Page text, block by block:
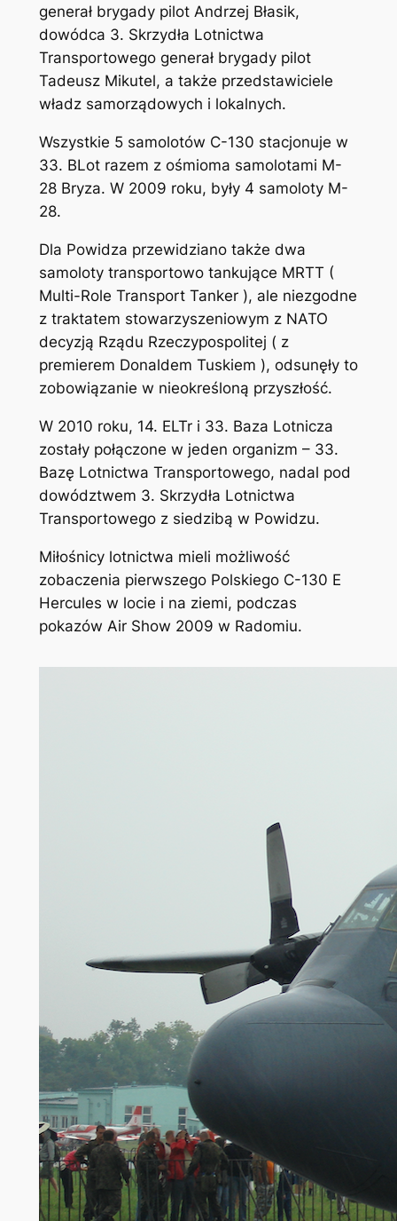
generał brygady pilot Andrzej Błasik,
dowódca 3. Skrzydła Lotnictwa
Transportowego generał brygady pilot
Tadeusz Mikutel, a także przedstawiciele
władz samorządowych i lokalnych.
Wszystkie 5 samolotów C-130 stacjonuje w
33. BLot razem z ośmioma samolotami M-
28 Bryza. W 2009 roku, były 4 samoloty M-
28.
Dla Powidza przewidziano także dwa
samoloty transportowo tankujące MRTT (
Multi-Role Transport Tanker ), ale niezgodne
z traktatem stowarzyszeniowym z NATO
decyzją Rządu Rzeczypospolitej ( z
premierem Donaldem Tuskiem ), odsunęły to
zobowiązanie w nieokreśloną przyszłość.
W 2010 roku, 14. ELTr i 33. Baza Lotnicza
zostały połączone w jeden organizm – 33.
Bazę Lotnictwa Transportowego, nadal pod
dowództwem 3. Skrzydła Lotnictwa
Transportowego z siedzibą w Powidzu.
Miłośnicy lotnictwa mieli możliwość
zobaczenia pierwszego Polskiego C-130 E
Hercules w locie i na ziemi, podczas
pokazów Air Show 2009 w Radomiu.